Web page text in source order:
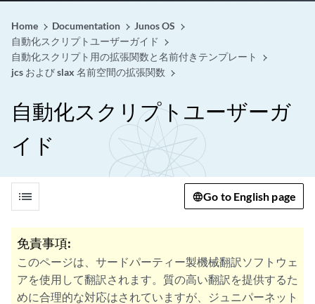
Home Documentation
Junos OS
自動化スクリプトユーザーガイド
自動化スクリプト用の拡張関数と名前付きテンプレート
jcs および slax 名前空間の拡張関数
自動化スクリプトユーザーガ
イド
list Go to English page
免責事項:
このページは、サードパーティー製機械翻訳ソフトウェ
アを使用して翻訳されます。質の高い翻訳を提供するた
めに合理的な対応はされていますが、ジュニパーネット